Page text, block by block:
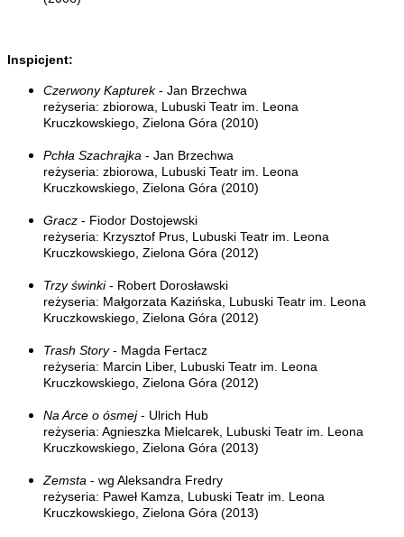
Inspicjent:
Czerwony Kapturek- Jan Brzechwa
reżyseria: zbiorowa, Lubuski Teatr im. Leona
Kruczkowskiego, Zielona Góra (2010)
Pchła Szachrajka - Jan Brzechwa
reżyseria: zbiorowa, Lubuski Teatr im. Leona
Kruczkowskiego, Zielona Góra (2010)
Gracz - Fiodor Dostojewski
reżyseria: Krzysztof Prus, Lubuski Teatr im. Leona
Kruczkowskiego, Zielona Góra (2012)
Trzy świnki- Robert Dorosławski
reżyseria: Małgorzata Kazińska, Lubuski Teatr im. Leona
Kruczkowskiego, Zielona Góra (2012)
Trash Story- Magda Fertacz
reżyseria: Marcin Liber, Lubuski Teatr im. Leona
Kruczkowskiego, Zielona Góra (2012)
Na Arce o ósmej- Ulrich Hub
reżyseria: Agnieszka Mielcarek, Lubuski Teatr im. Leona
Kruczkowskiego, Zielona Góra (2013)
Zemsta - wg Aleksandra Fredry
reżyseria: Paweł Kamza, Lubuski Teatr im. Leona
Kruczkowskiego, Zielona Góra (2013)